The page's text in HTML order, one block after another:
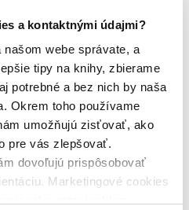
a kontaktnými údajmi?
webe správate, a
tipy na knihy, zbierame
potrebné a bez nich by naša
Okrem toho používame
umožňujú zisťovať, ako
pre vás zlepšovať.
dovoľujú prispôsobovať
Marketingové cookies